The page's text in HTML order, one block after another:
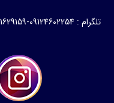
تلگرام : 09124602254-09131629159